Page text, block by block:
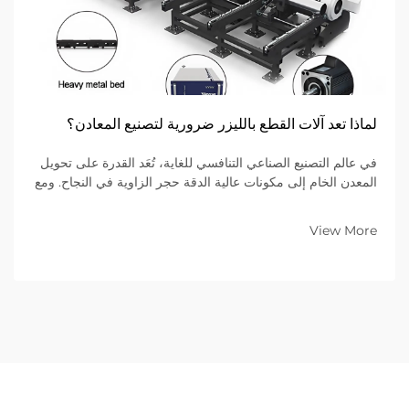
لماذا تعد آلات القطع بالليزر ضرورية لتصنيع المعادن؟
في عالم التصنيع الصناعي التنافسي للغاية، تُعَد القدرة على تحويل
المعدن الخام إلى مكونات عالية الدقة حجر الزاوية في النجاح. ومع
View More